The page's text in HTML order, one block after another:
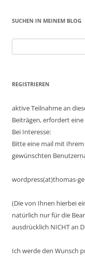
SUCHEN IN MEINEM BLOG
nach:
REGISTRIEREN
aktive Teilnahme an
Beiträgen, erfordert
Bei Interesse:
Bitte eine mail mit
gewünschten
wordpress(at)thomas-
(Die von Ihnen hierbei
natürlich nur für die
ausdrücklich NICHT an
Ich werde den Wunsch